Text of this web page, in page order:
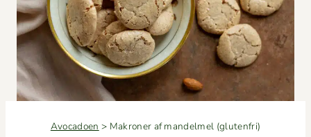
Avocadoen > Makroner af mandelmel (glutenfri)